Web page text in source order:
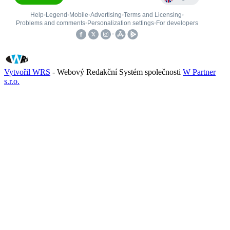
Vytvořil WRS - Webový Redakční Systém společnosti W Partner
s.r.o.